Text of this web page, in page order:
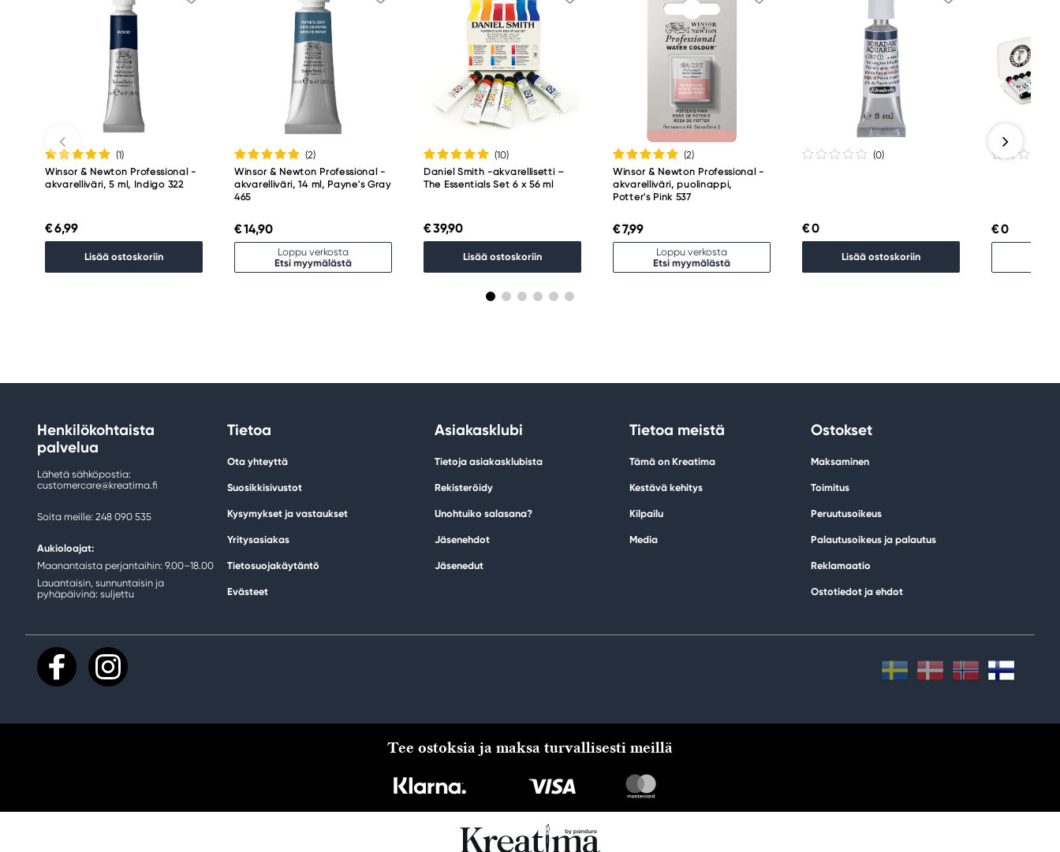
(1)
Winsor & Newton Professional -
akvarelliväri, 5 ml, Indigo 322
€ 6,99
Lisää ostoskoriin
(2)
Winsor & Newton Professional -
akvarelliväri, 14 ml, Payne's Gray
465
€ 14,90
Loppu verkosta
Etsi myymälästä
(10)
Daniel Smith -akvarellisetti –
The Essentials Set 6 x 56 ml
€ 39,90
Lisää ostoskoriin
(2)
Winsor & Newton Professional -
akvarelliväri, puolinappi,
Potter's Pink 537
€ 7,99
Loppu verkosta
Etsi myymälästä
(0)
€ 0
Lisää ostoskoriin
€ 0
Henkilökohtaista
palvelua
Lähetä sähköpostia:
customercare@kreatima.fi
Soita meille: 248 090 535
Aukioloajat:
Maanantaista perjantaihin: 9.00–18.00
Lauantaisin, sunnuntaisin ja
pyhäpäivinä: suljettu
Tietoa
Ota yhteyttä
Suosikkisivustot
Kysymykset ja vastaukset
Yritysasiakas
Tietosuojakäytäntö
Evästeet
Asiakasklubi
Tietoja asiakasklubista
Rekisteröidy
Unohtuiko salasana?
Jäsenehdot
Jäsenedut
Tietoa meistä
Tämä on Kreatima
Kestävä kehitys
Kilpailu
Media
Ostokset
Maksaminen
Toimitus
Peruutusoikeus
Palautusoikeus ja palautus
Reklamaatio
Ostotiedot ja ehdot
Tee ostoksia ja maksa turvallisesti meillä